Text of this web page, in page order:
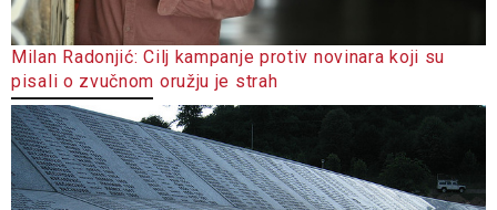
Milan Radonjić: Cilj kampanje protiv novinara koji su
pisali o zvučnom oružju je strah